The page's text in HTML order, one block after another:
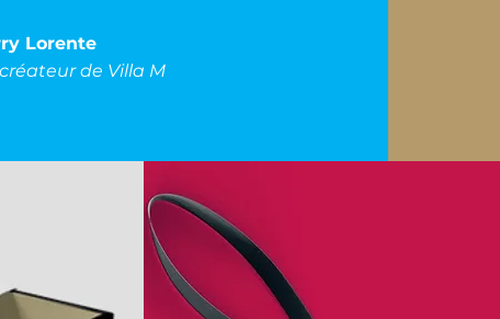
Lorente
de Villa M